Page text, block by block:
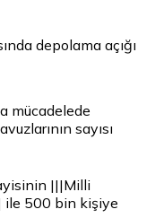
depolama açığı
mücadelede
sayısı
|||Milli
ile 500 bin kişiye